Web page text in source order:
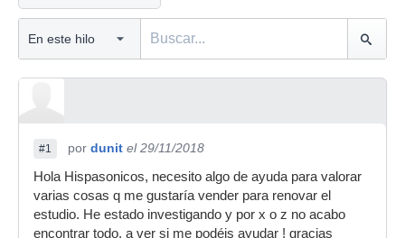
#1 por dunit el 29/11/2018
Hola Hispasonicos, necesito algo de ayuda para valorar
varias cosas q me gustaría vender para renovar el
estudio. He estado investigando y por x o z no acabo
encontrar todo, a ver si me podéis ayudar ! gracias